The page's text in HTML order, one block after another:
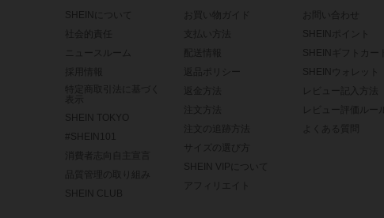
SHEINについて
ニュースルーム
SHEIN TOKYO
#SHEIN101
消費者志向自主宣言
品質管理の取り組み
SHEIN CLUB
お買い物ガイド
支払い方法
返品ポリシー
サイズの選び方
SHEIN VIPについて
アフィリエイト
お問い合わせ
SHEINポイント
SHEINギフトカード
SHEINウォレット
レビュー記入方法
レビュー評価ルール
よくある質問